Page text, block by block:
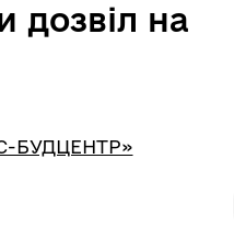
дозвіл на
БУДЦЕНТР»